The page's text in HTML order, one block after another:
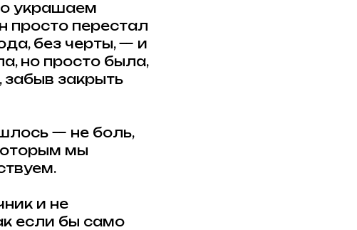
украшаем
просто перестал
без черты, — и
но просто была,
забыв закрыть
— не боль,
мы
и не
если бы само